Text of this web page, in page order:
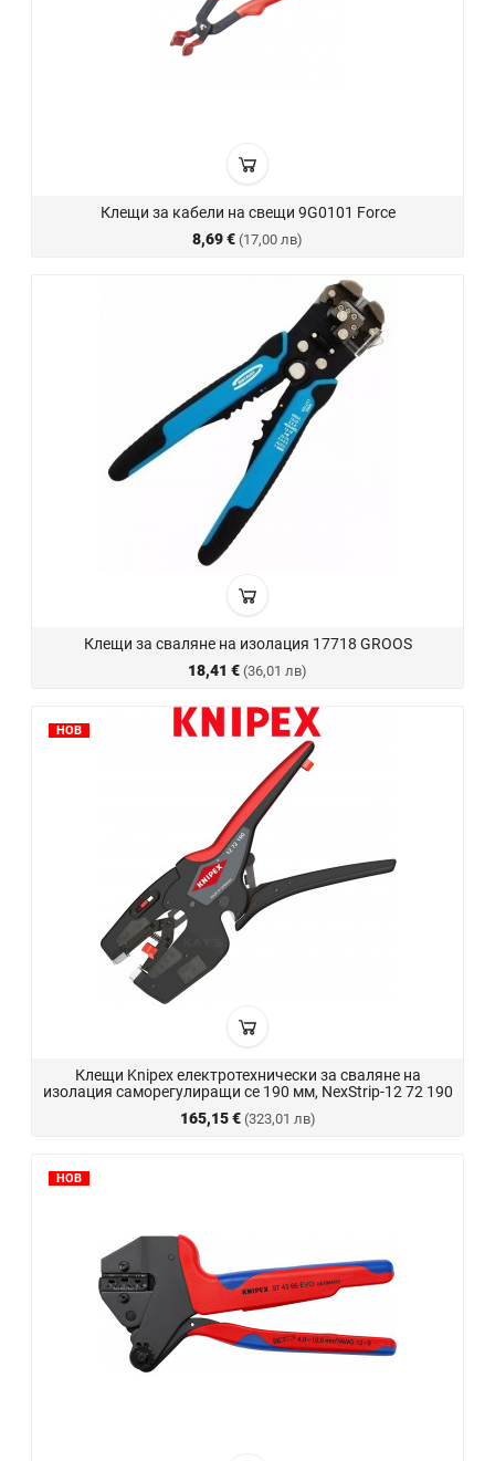
Клещи за кабели на свещи 9G0101 Force
8,69 € (17,00 лв)
Клещи за сваляне на изолация 17718 GROOS
18,41 € (36,01 лв)
НОВ
Клещи Knipex електротехнически за сваляне на
изолация саморегулиращи се 190 мм, NexStrip-12 72 190
165,15 € (323,01 лв)
НОВ